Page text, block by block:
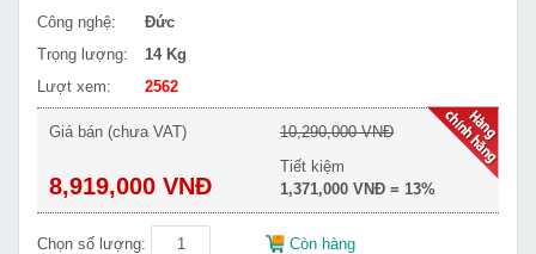
Công nghệ:
Đức
Trọng lượng:
14 Kg
Lượt xem:
2562
Giá bán (chưa VAT)
8,919,000 VNĐ
10,290,000 VNĐ
Tiết kiệm
1,371,000 VNĐ = 13%
Chọn số lượng: Còn hàng